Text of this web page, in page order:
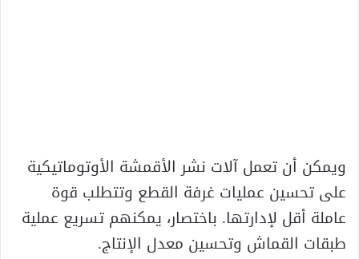
ويمكن أن تعمل آلات نشر الأقمشة الأوتوماتيكية
على تحسين عمليات غرفة القطع وتتطلب قوة
عاملة أقل لإدارتها. باختصار، يمكنهم تسريع عملية
طبقات القماش وتحسين معدل الإنتاج.